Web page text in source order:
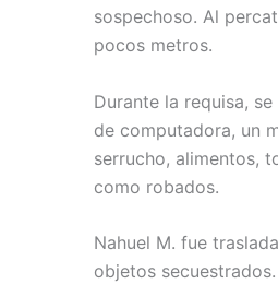
sospechoso. Al
pocos metros.
Durante la requisa,
de computadora, un
serrucho, alimentos,
como robados.
Nahuel M. fue
objetos secuestrados.